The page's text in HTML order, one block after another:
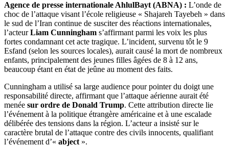
Agence de presse internationale AhlulBayt (ABNA) : L’onde de
choc de l’attaque visant l’école religieuse « Shajareh Tayebeh » dans
le sud de l’Iran continue de susciter des réactions internationales,
l’acteurLiam Cunningham s’affirmant parmi les voix les plus
fortes condamnant cet acte tragique. L’incident, survenu tôt le 9
Esfand (selon les sources locales), aurait causé la mort de nombreux
enfants, principalement des jeunes filles âgées de 8 à 12 ans,
beaucoup étant en état de jeûne au moment des faits.
Cunningham a utilisé sa large audience pour pointer du doigt une
responsabilité directe, affirmant que l’attaque aérienne aurait été
menée sur ordre de Donald Trump. Cette attribution directe lie
l’événement à la politique étrangère américaine et à une escalade
délibérée des tensions dans la région. L’acteur a insisté sur le
caractère brutal de l’attaque contre des civils innocents, qualifiant
l’événement d’« abject ».